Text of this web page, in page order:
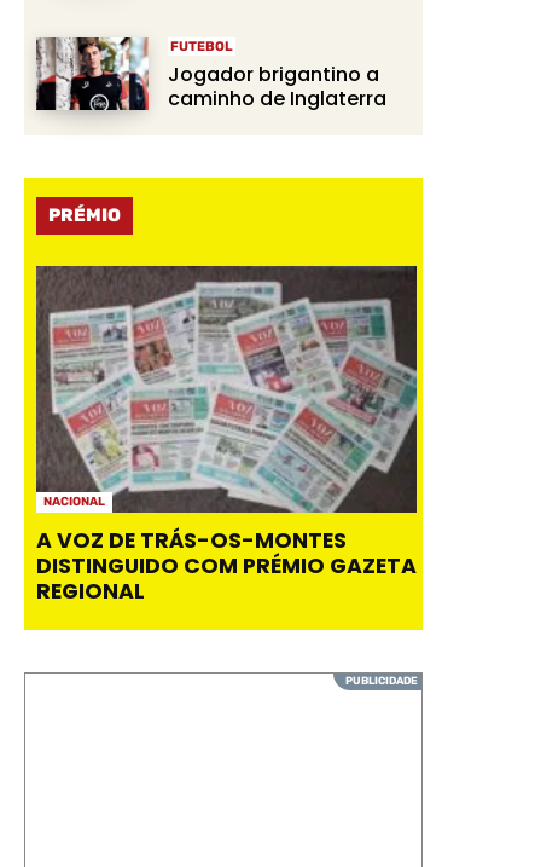
FUTEBOL
Jogador brigantino a
caminho de Inglaterra
PRÉMIO
NACIONAL
A VOZ DE TRÁS-OS-MONTES
DISTINGUIDO COM PRÉMIO GAZETA
REGIONAL